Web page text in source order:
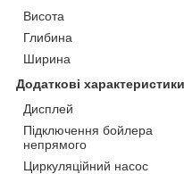
1
2 Висококласне
3
Висота
Глибина
Ширина
Додаткові характеристики
Дисплей
Підключення бойлера
непрямого
Циркуляційний насос